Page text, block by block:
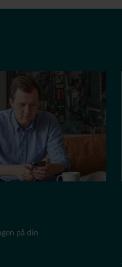
på din